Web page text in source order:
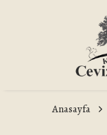
Anasayfa